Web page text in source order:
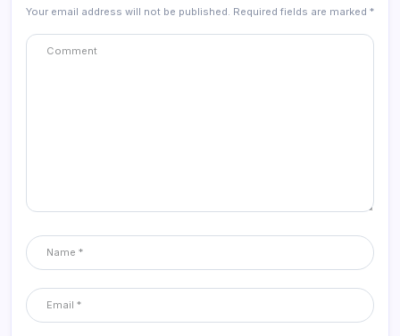
Your email address will not be published. Required fields are marked *